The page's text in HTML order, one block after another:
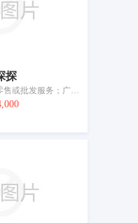
探
税务申报服务；药品零售或批发服务；广告；商业信息；特许经营的商业管理；替他人推销；人员招收；为商品和服务的买卖双方提供在线市场；绘制账单、账目报表；市场营销研究